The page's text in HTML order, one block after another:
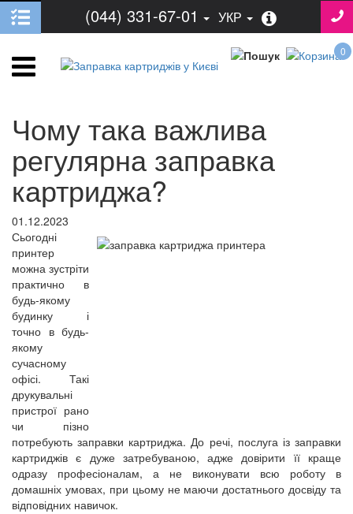
(044) 331-67-01 УКР
0
Чому така важлива
регулярна заправка
картриджа?
01.12.2023
Сьогодні
принтер
можна зустріти
практично в
будь-якому
будинку і
точно в будь-
якому
сучасному
офісі. Такі
друкувальні
пристрої рано
чи пізно
потребують заправки картриджа. До речі, послуга із заправки
картриджів є дуже затребуваною, адже довірити її краще
одразу професіоналам, а не виконувати всю роботу в
домашніх умовах, при цьому не маючи достатнього досвіду та
відповідних навичок.